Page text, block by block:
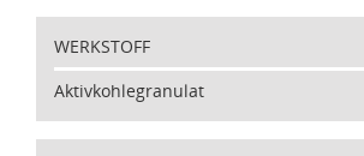
WERKSTOFF
Aktivkohlegranulat